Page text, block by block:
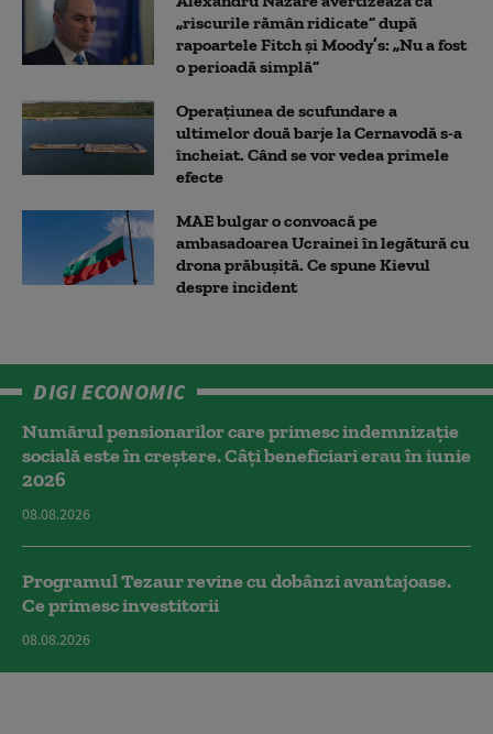
„riscurile rămân ridicate” după
rapoartele Fitch și Moody’s: „Nu a fost
o perioadă simplă”
Operațiunea de scufundare a
ultimelor două barje la Cernavodă s-a
încheiat. Când se vor vedea primele
efecte
MAE bulgar o convoacă pe
ambasadoarea Ucrainei în legătură cu
drona prăbuşită. Ce spune Kievul
despre incident
DIGI ECONOMIC
Numărul pensionarilor care primesc indemnizaţie
socială este în creștere. Câți beneficiari erau în iunie
2026
08.08.2026
Programul Tezaur revine cu dobânzi avantajoase.
Ce primesc investitorii
08.08.2026